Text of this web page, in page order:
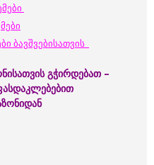
ბავშვებისათვის
გჭირდებათ –